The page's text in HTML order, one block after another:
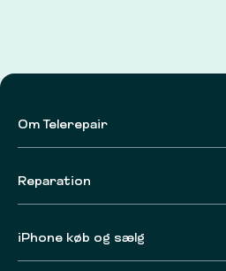
Om Telerepair
Reparation
iPhone køb og sælg